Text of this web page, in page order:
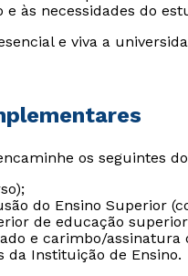
às necessidades do
e viva a
os seguintes
do Ensino Superior
de educação
e carimbo/assinatura
da Instituição de Ensino.